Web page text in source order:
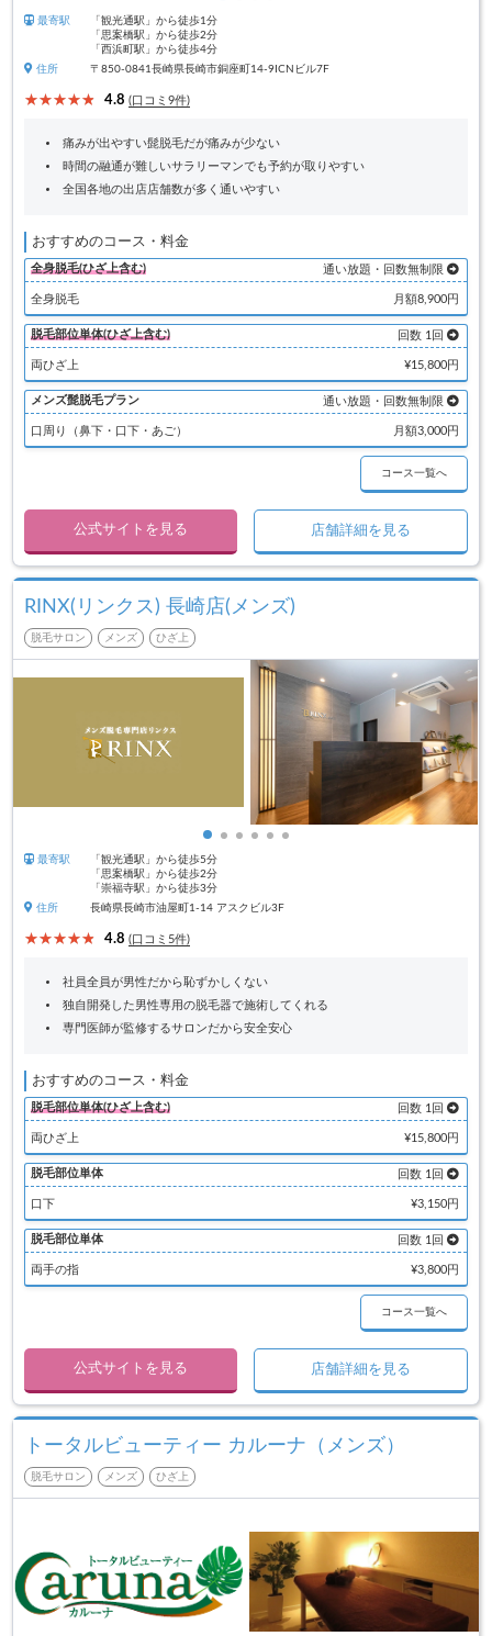
最寄駅
「観光通駅」から徒歩1分
「思案橋駅」から徒歩2分
「西浜町駅」から徒歩4分
住所
〒850-0841長崎県長崎市銅座町14-9ICNビル7F
4.8 (口コミ9件)
痛みが出やすい髭脱毛だが痛みが少ない
時間の融通が難しいサラリーマンでも予約が取りやすい
全国各地の出店店舗数が多く通いやすい
おすすめのコース・料金
全身脱毛(ひざ上含む) 通い放題・回数無制限
全身脱毛 月額8,900円
脱毛部位単体(ひざ上含む) 回数 1回
両ひざ上 ¥15,800円
メンズ髭脱毛プラン 通い放題・回数無制限
口周り（鼻下・口下・あご） 月額3,000円
コース一覧へ
公式サイトを見る 店舗詳細を見る
RINX(リンクス) 長崎店(メンズ)
脱毛サロン メンズ ひざ上
最寄駅
「観光通駅」から徒歩5分
「思案橋駅」から徒歩2分
「崇福寺駅」から徒歩3分
住所
長崎県長崎市油屋町1-14 アスクビル3F
4.8 (口コミ5件)
社員全員が男性だから恥ずかしくない
独自開発した男性専用の脱毛器で施術してくれる
専門医師が監修するサロンだから安全安心
おすすめのコース・料金
脱毛部位単体(ひざ上含む) 回数 1回
両ひざ上 ¥15,800円
脱毛部位単体 回数 1回
口下 ¥3,150円
脱毛部位単体 回数 1回
両手の指 ¥3,800円
コース一覧へ
公式サイトを見る 店舗詳細を見る
トータルビューティー カルーナ（メンズ）
脱毛サロン メンズ ひざ上